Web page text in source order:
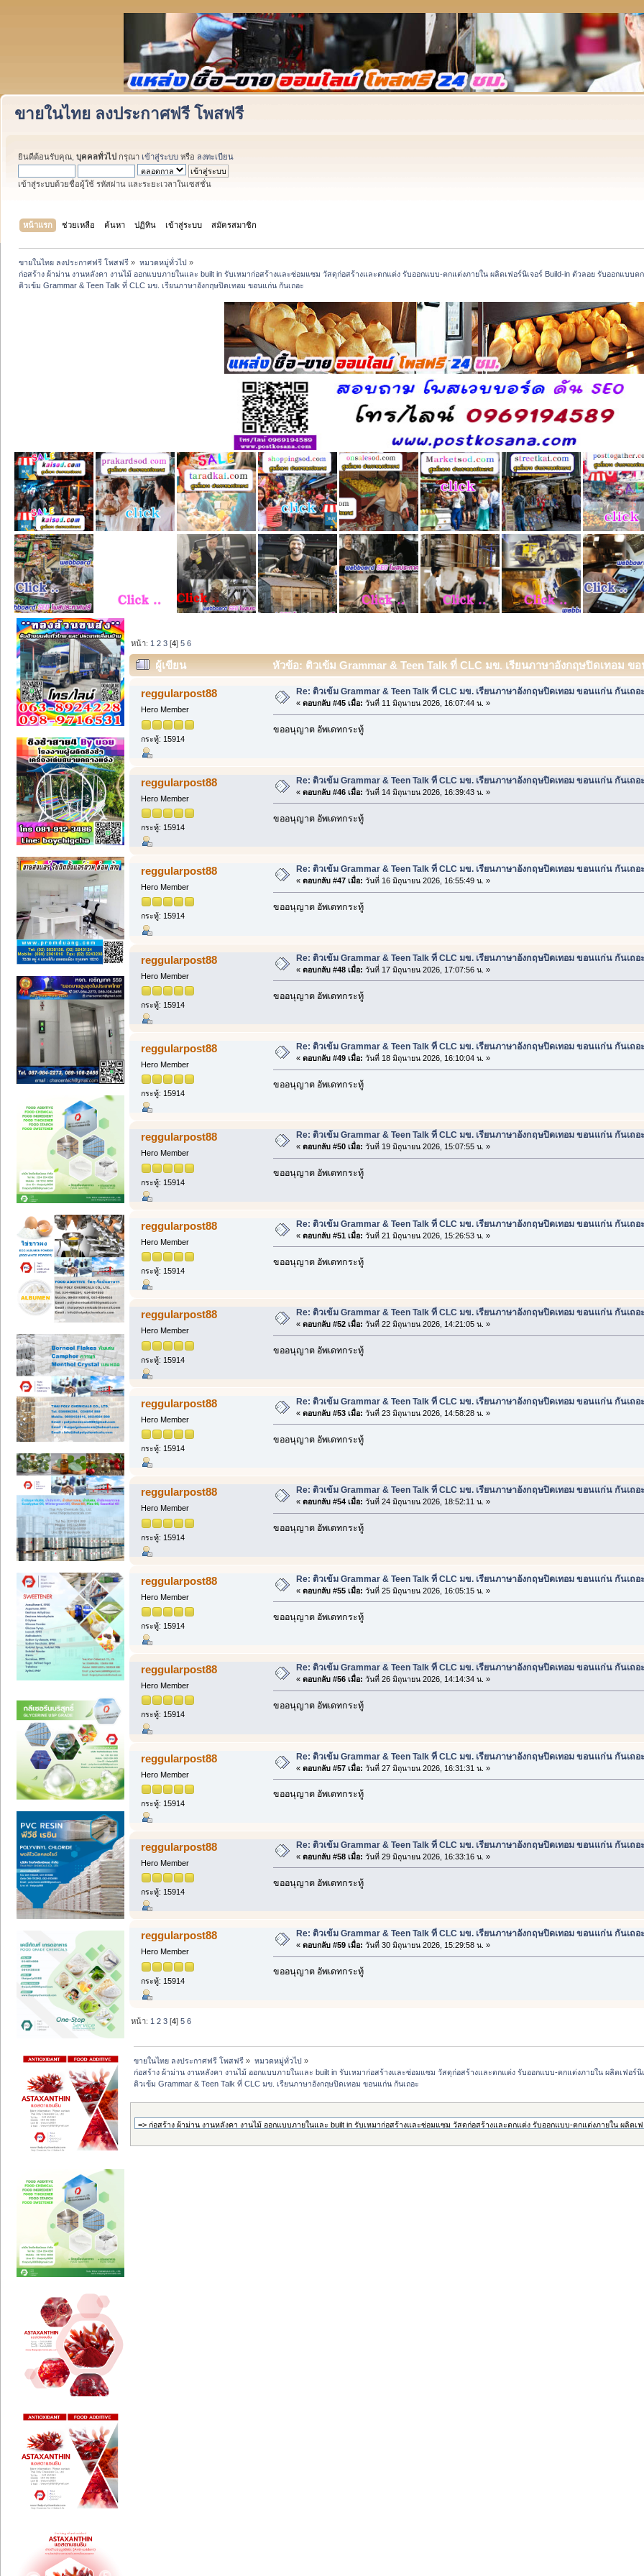
ขายในไทย ลงประกาศฟรี โพสฟรี
ยินดีต้อนรับคุณ, บุคคลทั่วไป กรุณา เข้าสู่ระบบ หรือ ลงทะเบียน
เข้าสู่ระบบด้วยชื่อผู้ใช้ รหัสผ่าน และระยะเวลาในเซสชั่น
หน้าแรก ช่วยเหลือ ค้นหา ปฏิทิน เข้าสู่ระบบ สมัครสมาชิก
ขายในไทย ลงประกาศฟรี โพสฟรี » หมวดหมู่ทั่วไป»
ก่อสร้าง ผ้าม่าน งานหลังคา งานไม้ ออกแบบภายในและ built in รับเหมาก่อสร้างและซ่อมแซม วัสดุก่อสร้างและตกแต่ง รับออกแบบ-ตกแต่งภายใน ผลิตเฟอร์นิเจอร์ Build-in ตัวลอย รับออกแบบต
ติวเข้ม Grammar & Teen Talk ที่ CLC มข. เรียนภาษาอังกฤษปิดเทอม ขอนแก่น กันเถอะ
หน้า: 1 2 3 [4]5 6
ผู้เขียน หัวข้อ: ติวเข้ม Grammar & Teen Talk ที่ CLC มข. เรียนภาษาอังกฤษปิดเทอม ข
reggularpost88
Hero Member
กระทู้: 15914
Re: ติวเข้ม Grammar & Teen Talk ที่ CLC มข. เรียนภาษาอังกฤษปิดเทอม ขอนแก่น กันเถอะ
« ตอบกลับ #45 เมื่อ: วันที่ 11 มิถุนายน 2026, 16:07:44 น. »
ขออนุญาต อัพเดทกระทู้
reggularpost88
Hero Member
กระทู้: 15914
Re: ติวเข้ม Grammar & Teen Talk ที่ CLC มข. เรียนภาษาอังกฤษปิดเทอม ขอนแก่น กันเถอะ
« ตอบกลับ #46 เมื่อ: วันที่ 14 มิถุนายน 2026, 16:39:43 น. »
ขออนุญาต อัพเดทกระทู้
reggularpost88
Hero Member
กระทู้: 15914
Re: ติวเข้ม Grammar & Teen Talk ที่ CLC มข. เรียนภาษาอังกฤษปิดเทอม ขอนแก่น กันเถอะ
« ตอบกลับ #47 เมื่อ: วันที่ 16 มิถุนายน 2026, 16:55:49 น. »
ขออนุญาต อัพเดทกระทู้
reggularpost88
Hero Member
กระทู้: 15914
Re: ติวเข้ม Grammar & Teen Talk ที่ CLC มข. เรียนภาษาอังกฤษปิดเทอม ขอนแก่น กันเถอะ
« ตอบกลับ #48 เมื่อ: วันที่ 17 มิถุนายน 2026, 17:07:56 น. »
ขออนุญาต อัพเดทกระทู้
reggularpost88
Hero Member
กระทู้: 15914
Re: ติวเข้ม Grammar & Teen Talk ที่ CLC มข. เรียนภาษาอังกฤษปิดเทอม ขอนแก่น กันเถอะ
« ตอบกลับ #49 เมื่อ: วันที่ 18 มิถุนายน 2026, 16:10:04 น. »
ขออนุญาต อัพเดทกระทู้
reggularpost88
Hero Member
กระทู้: 15914
Re: ติวเข้ม Grammar & Teen Talk ที่ CLC มข. เรียนภาษาอังกฤษปิดเทอม ขอนแก่น กันเถอะ
« ตอบกลับ #50 เมื่อ: วันที่ 19 มิถุนายน 2026, 15:07:55 น. »
ขออนุญาต อัพเดทกระทู้
reggularpost88
Hero Member
กระทู้: 15914
Re: ติวเข้ม Grammar & Teen Talk ที่ CLC มข. เรียนภาษาอังกฤษปิดเทอม ขอนแก่น กันเถอะ
« ตอบกลับ #51 เมื่อ: วันที่ 21 มิถุนายน 2026, 15:26:53 น. »
ขออนุญาต อัพเดทกระทู้
reggularpost88
Hero Member
กระทู้: 15914
Re: ติวเข้ม Grammar & Teen Talk ที่ CLC มข. เรียนภาษาอังกฤษปิดเทอม ขอนแก่น กันเถอะ
« ตอบกลับ #52 เมื่อ: วันที่ 22 มิถุนายน 2026, 14:21:05 น. »
ขออนุญาต อัพเดทกระทู้
reggularpost88
Hero Member
กระทู้: 15914
Re: ติวเข้ม Grammar & Teen Talk ที่ CLC มข. เรียนภาษาอังกฤษปิดเทอม ขอนแก่น กันเถอะ
« ตอบกลับ #53 เมื่อ: วันที่ 23 มิถุนายน 2026, 14:58:28 น. »
ขออนุญาต อัพเดทกระทู้
reggularpost88
Hero Member
กระทู้: 15914
Re: ติวเข้ม Grammar & Teen Talk ที่ CLC มข. เรียนภาษาอังกฤษปิดเทอม ขอนแก่น กันเถอะ
« ตอบกลับ #54 เมื่อ: วันที่ 24 มิถุนายน 2026, 18:52:11 น. »
ขออนุญาต อัพเดทกระทู้
reggularpost88
Hero Member
กระทู้: 15914
Re: ติวเข้ม Grammar & Teen Talk ที่ CLC มข. เรียนภาษาอังกฤษปิดเทอม ขอนแก่น กันเถอะ
« ตอบกลับ #55 เมื่อ: วันที่ 25 มิถุนายน 2026, 16:05:15 น. »
ขออนุญาต อัพเดทกระทู้
reggularpost88
Hero Member
กระทู้: 15914
Re: ติวเข้ม Grammar & Teen Talk ที่ CLC มข. เรียนภาษาอังกฤษปิดเทอม ขอนแก่น กันเถอะ
« ตอบกลับ #56 เมื่อ: วันที่ 26 มิถุนายน 2026, 14:14:34 น. »
ขออนุญาต อัพเดทกระทู้
reggularpost88
Hero Member
กระทู้: 15914
Re: ติวเข้ม Grammar & Teen Talk ที่ CLC มข. เรียนภาษาอังกฤษปิดเทอม ขอนแก่น กันเถอะ
« ตอบกลับ #57 เมื่อ: วันที่ 27 มิถุนายน 2026, 16:31:31 น. »
ขออนุญาต อัพเดทกระทู้
reggularpost88
Hero Member
กระทู้: 15914
Re: ติวเข้ม Grammar & Teen Talk ที่ CLC มข. เรียนภาษาอังกฤษปิดเทอม ขอนแก่น กันเถอะ
« ตอบกลับ #58 เมื่อ: วันที่ 29 มิถุนายน 2026, 16:33:16 น. »
ขออนุญาต อัพเดทกระทู้
reggularpost88
Hero Member
กระทู้: 15914
Re: ติวเข้ม Grammar & Teen Talk ที่ CLC มข. เรียนภาษาอังกฤษปิดเทอม ขอนแก่น กันเถอะ
« ตอบกลับ #59 เมื่อ: วันที่ 30 มิถุนายน 2026, 15:29:58 น. »
ขออนุญาต อัพเดทกระทู้
หน้า: 1 2 3 [4]5 6
ขายในไทย ลงประกาศฟรี โพสฟรี » หมวดหมู่ทั่วไป»
ก่อสร้าง ผ้าม่าน งานหลังคา งานไม้ ออกแบบภายในและ built in รับเหมาก่อสร้างและซ่อมแซม วัสดุก่อสร้างและตกแต่ง รับออกแบบ-ตกแต่งภายใน ผลิตเฟอร์
ติวเข้ม Grammar & Teen Talk ที่ CLC มข. เรียนภาษาอังกฤษปิดเทอม ขอนแก่น กันเถอะ